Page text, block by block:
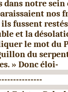
dans notre
nos
ils fussent
et la
le mot du
du
» Donc éloi-